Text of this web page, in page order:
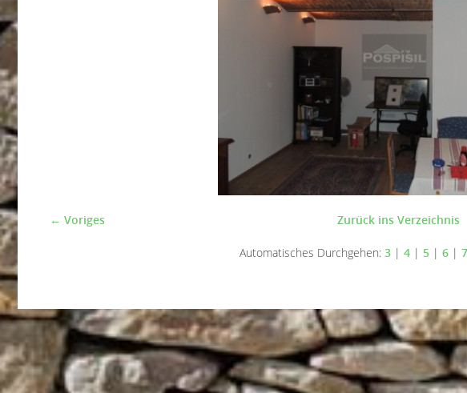
← Voriges Zurück ins Verzeichnis
Automatisches Durchgehen: 3| 4| 5| 6| 7